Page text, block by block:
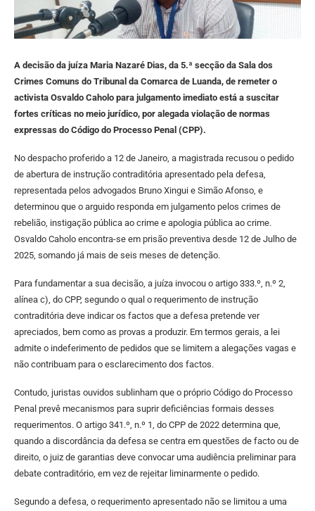
A decisão da juíza Maria Nazaré Dias, da 5.ª secção da Sala dos
Crimes Comuns do Tribunal da Comarca de Luanda, de remeter o
activista Osvaldo Caholo para julgamento imediato está a suscitar
fortes críticas no meio jurídico, por alegada violação de normas
expressas do Código do Processo Penal (CPP).
No despacho proferido a 12 de Janeiro, a magistrada recusou o pedido
de abertura de instrução contraditória apresentado pela defesa,
representada pelos advogados Bruno Xingui e Simão Afonso, e
determinou que o arguido responda em julgamento pelos crimes de
rebelião, instigação pública ao crime e apologia pública ao crime.
Osvaldo Caholo encontra-se em prisão preventiva desde 12 de Julho de
2025, somando já mais de seis meses de detenção.
Para fundamentar a sua decisão, a juíza invocou o artigo 333.º, n.º 2,
alínea c), do CPP, segundo o qual o requerimento de instrução
contraditória deve indicar os factos que a defesa pretende ver
apreciados, bem como as provas a produzir. Em termos gerais, a lei
admite o indeferimento de pedidos que se limitem a alegações vagas e
não contribuam para o esclarecimento dos factos.
Contudo, juristas ouvidos sublinham que o próprio Código do Processo
Penal prevê mecanismos para suprir deficiências formais desses
requerimentos. O artigo 341.º, n.º 1, do CPP de 2022 determina que,
quando a discordância da defesa se centra em questões de facto ou de
direito, o juiz de garantias deve convocar uma audiência preliminar para
debate contraditório, em vez de rejeitar liminarmente o pedido.
Segundo a defesa, o requerimento apresentado não se limitou a uma